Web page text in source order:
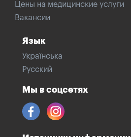
Цены на медицинские услуги
Вакансии
Язык
Українська
Русский
Мы в соцсетях